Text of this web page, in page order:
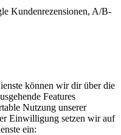
Kundenrezensionen, A/B-
können wir dir über die
Features
Nutzung unserer
Einwilligung setzen wir auf
ein: